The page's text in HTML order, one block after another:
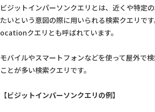
ビジットインパーソンクエリとは、近くや特定
たいという意図の際に用いられる検索クエリで
ocationクエリとも呼ばれています。
モバイルやスマートフォンなどを使って屋外で
ことが多い検索クエリです。
【ビジットインパーソンクエリの例】